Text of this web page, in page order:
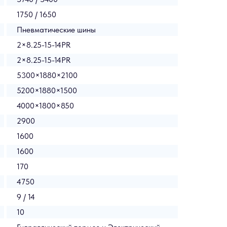
1750 / 1650
Пневматические шины
2×8.25-15-14PR
2×8.25-15-14PR
5300×1880×2100
5200×1880×1500
4000×1800×850
2900
1600
1600
170
4750
9 / 14
10